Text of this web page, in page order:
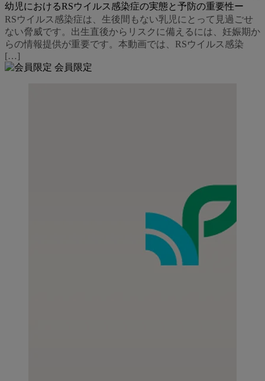
幼児におけるRSウイルス感染症の実態と予防の重要性ー
RSウイルス感染症は、生後間もない乳児にとって見過ごせ
ない脅威です。出生直後からリスクに備えるには、妊娠期か
らの情報提供が重要です。本動画では、RSウイルス感染
[…]
会員限定